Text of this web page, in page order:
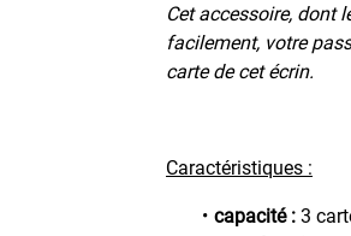
Cet accessoire, dont
facilement, votre
carte de cet écrin.
Caractéristiques :
capacité : 3